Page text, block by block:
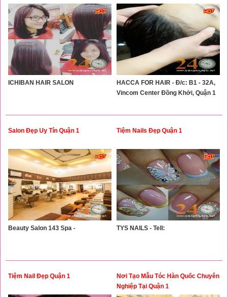
ICHIBAN HAIR SALON
HACCA FOR HAIR - Đ/c: B1 - 32A,
Vincom Center Đồng Khởi, Quận 1
Salon Đẹp Uy Tín Quận 1
Beauty Salon 143 Spa -
Tiệm Nails Đẹp Quận 1
TYS NAILS - Tell:
Tiệm Nail Đẹp Quận 1
Nơi Tạo Mẫu Tóc Hàn Quốc Chuyên
Nghiệp Tại Quận 1